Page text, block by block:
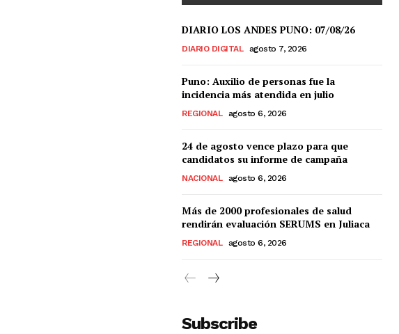
DIARIO LOS ANDES PUNO: 07/08/26
DIARIO DIGITAL agosto 7, 2026
Puno: Auxilio de personas fue la
incidencia más atendida en julio
REGIONAL agosto 6, 2026
24 de agosto vence plazo para que
candidatos su informe de campaña
NACIONAL agosto 6, 2026
Más de 2000 profesionales de salud
rendirán evaluación SERUMS en Juliaca
REGIONAL agosto 6, 2026
Subscribe